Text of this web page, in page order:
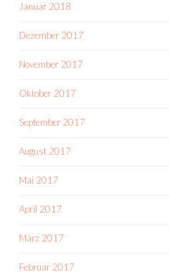
Januar 2018
Dezember 2017
November 2017
Oktober 2017
September 2017
August 2017
Mai 2017
April 2017
März 2017
Februar 2017